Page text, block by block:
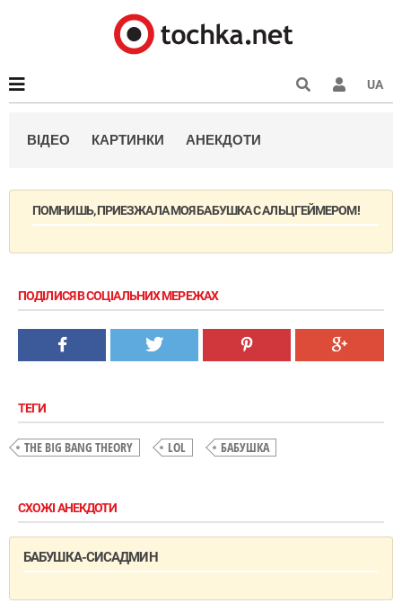
UA
ВІДЕО КАРТИНКИ АНЕКДОТИ
ПОМНИШЬ, ПРИЕЗЖАЛА МОЯ БАБУШКА С АЛЬЦГЕЙМЕРОМ!
ПОДІЛИСЯ В СОЦІАЛЬНИХ МЕРЕЖАХ
ТЕГИ
THE BIG BANG THEORY LOL БАБУШКА
СХОЖІ АНЕКДОТИ
БАБУШКА-СИСАДМИН